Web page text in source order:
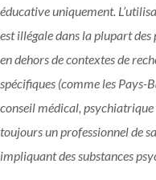
éducative uniquement.
est illégale dans la plupart
en dehors de contextes de
spécifiques (comme les Pays-
conseil médical,
toujours un professionnel de
impliquant des substances